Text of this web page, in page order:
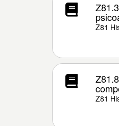
Z81
Z81